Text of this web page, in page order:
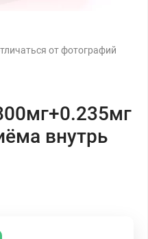
от фотографий
внутрь